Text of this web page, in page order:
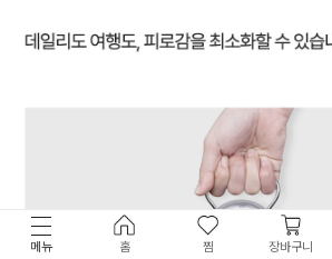
메뉴 홈 찜 장바구니